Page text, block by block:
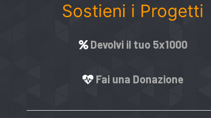
Sostieni i Progetti
Devolvi il tuo 5x1000
Fai una Donazione